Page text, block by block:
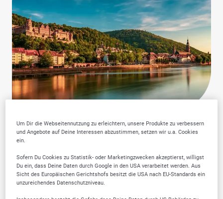
Warum SELLWERK
Trusted Firmen wählen?
Um Dir die Webseitennutzung zu erleichtern, unsere Produkte zu verbessern
und Angebote auf Deine Interessen abzustimmen, setzen wir u.a. Cookies
ein.
Sofern Du Cookies zu Statistik- oder Marketingzwecken akzeptierst, willigst
Du ein, dass Deine Daten durch Google in den USA verarbeitet werden. Aus
Sicht des Europäischen Gerichtshofs besitzt die USA nach EU-Standards ein
unzureichendes Datenschutzniveau.